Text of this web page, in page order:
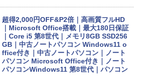
超得2,000円OFF&P2倍｜高画質フルHD
｜Microsoft Office搭載｜最大180日保証
｜Core i5 第8世代｜メモリ8GB SSD256
GB｜中古ノートパソコン Windows11 o
ffice付き｜中古ノートパソコン｜ノート
パソコン Microsoft Office付き｜ノート
パソコンWindows11 第8世代｜パソコン